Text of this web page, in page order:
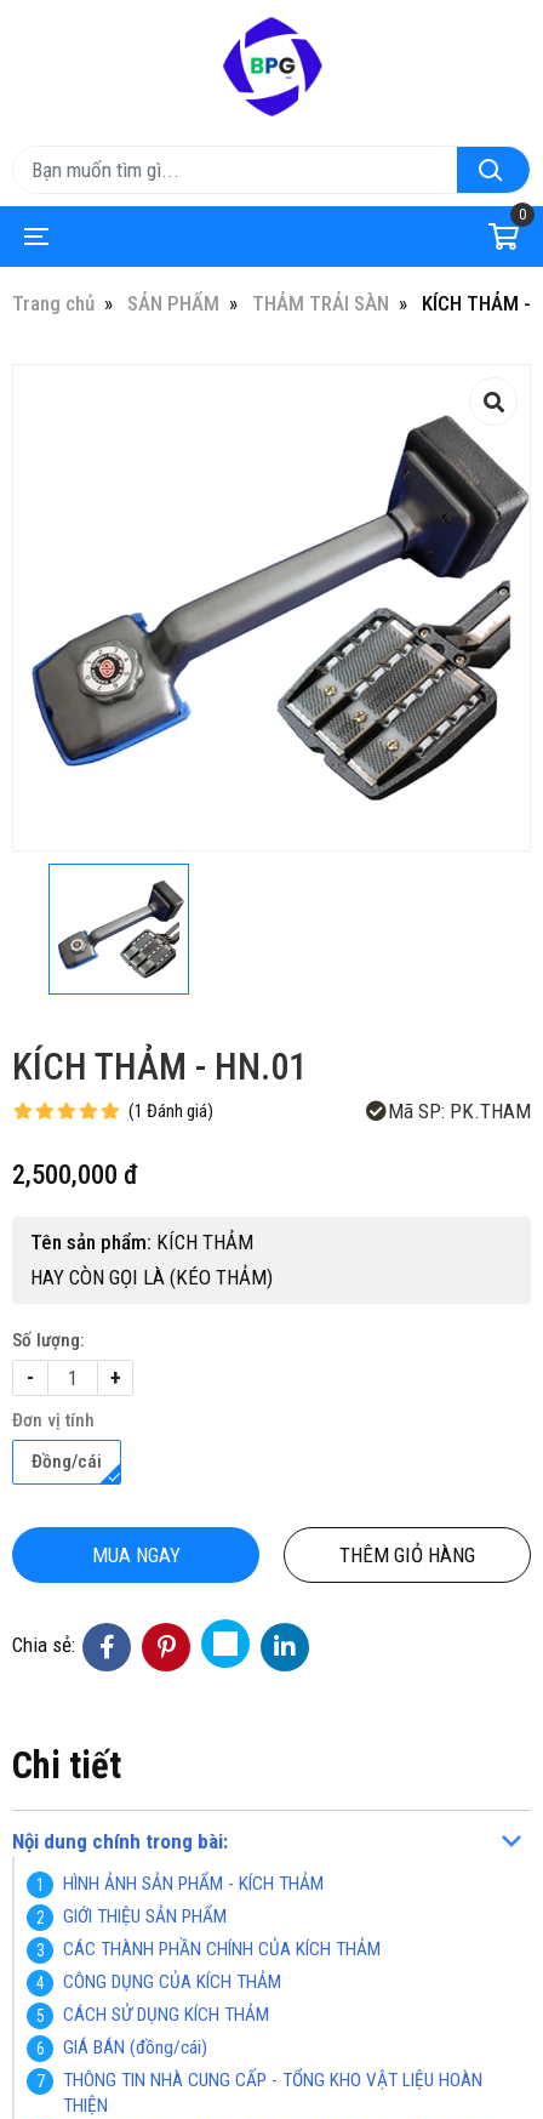
0
Trang chủ SẢN PHẨM THẢM TRẢI SÀN KÍCH THẢM -
KÍCH THẢM - HN.01
(1 Đánh giá) Mã SP: PK.THAM
2,500,000 đ
Tên sản phẩm: KÍCH THẢM
HAY CÒN GỌI LÀ (KÉO THẢM)
Số lượng:
- +
Đơn vị tính
Đồng/cái
MUA NGAY THÊM GIỎ HÀNG
Chia sẻ:
Chi tiết
Nội dung chính trong bài:
HÌNH ẢNH SẢN PHẨM - KÍCH THẢM
GIỚI THIỆU SẢN PHẨM
CÁC THÀNH PHẦN CHÍNH CỦA KÍCH THẢM
CÔNG DỤNG CỦA KÍCH THẢM
CÁCH SỬ DỤNG KÍCH THẢM
GIÁ BÁN (đồng/cái)
THÔNG TIN NHÀ CUNG CẤP - TỔNG KHO VẬT LIỆU HOÀN
THIỆN